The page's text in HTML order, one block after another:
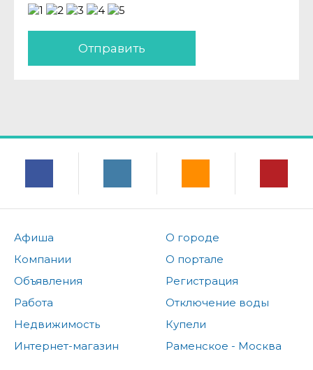
Отправить
Афиша
Компании
Объявления
Работа
Недвижимость
Интернет-магазин
О городе
О портале
Регистрация
Отключение воды
Купели
Раменское - Москва